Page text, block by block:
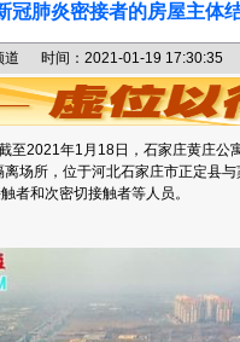
冠肺炎密接者的房屋主体
频道 时间：2021-01-19
至2021年1月18日，石家庄黄庄公
场所，位于河北石家庄市正定县
者和次密切接触者等人员。